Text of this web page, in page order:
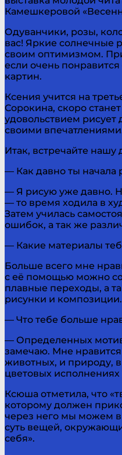
Камешкеровой
Одуванчики, розы,
вас! Яркие солнечные
своим оптимизмом.
если очень
картин.
Ксения учится на
Сорокина, скоро
удовольствием рисует
своими
Итак, встречайте нашу
— Как давно ты начала
— Я рисую уже давно.
— то время ходила в
Затем училась
ошибок, а так же
— Какие материалы
Больше всего мне
с её помощью можно
плавные переходы, а
рисунки и композиции.
— Что тебе больше
— Определенных
замечаю. Мне
животных, и природу,
цветовых исполнениях
Ксюша отметила, что
которому должен
через него мы можем
суть вещей,
себя».